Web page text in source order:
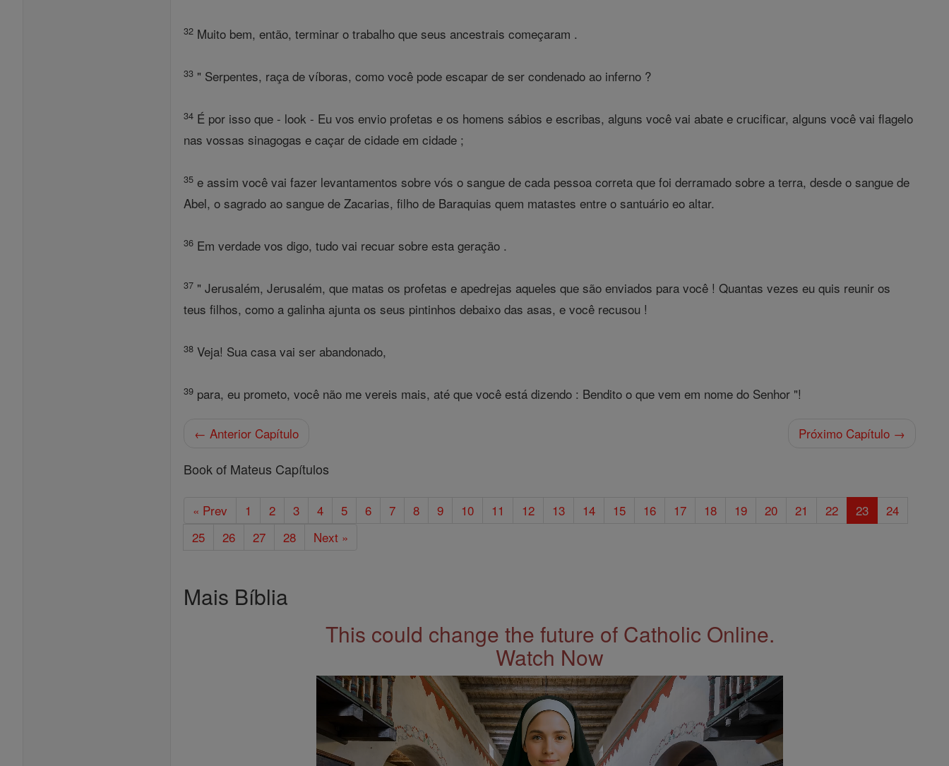
32 Muito bem, então, terminar o trabalho que seus ancestrais começaram .
33 " Serpentes, raça de víboras, como você pode escapar de ser condenado ao inferno ?
34 É por isso que - look - Eu vos envio profetas e os homens sábios e escribas, alguns você vai abate e crucificar, alguns você vai flagelo
nas vossas sinagogas e caçar de cidade em cidade ;
35 e assim você vai fazer levantamentos sobre vós o sangue de cada pessoa correta que foi derramado sobre a terra, desde o sangue de
Abel, o sagrado ao sangue de Zacarias, filho de Baraquias quem matastes entre o santuário eo altar.
36 Em verdade vos digo, tudo vai recuar sobre esta geração .
37 " Jerusalém, Jerusalém, que matas os profetas e apedrejas aqueles que são enviados para você ! Quantas vezes eu quis reunir os
teus filhos, como a galinha ajunta os seus pintinhos debaixo das asas, e você recusou !
38 Veja! Sua casa vai ser abandonado,
39 para, eu prometo, você não me vereis mais, até que você está dizendo : Bendito o que vem em nome do Senhor "!
← Anterior Capítulo Próximo Capítulo →
Book of Mateus Capítulos
« Prev 1 2 3 4 5 6 7 8 9 10 11 12 13 14 15 16 17 18 19 20 21 22 23
24
25
26 27 28 Next »
Mais Bíblia
This could change the future of Catholic Online.
Watch Now